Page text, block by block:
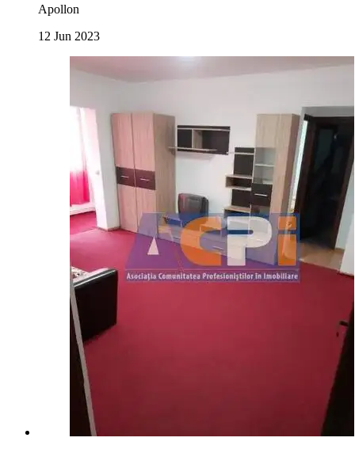
Apollon
12 Jun 2023